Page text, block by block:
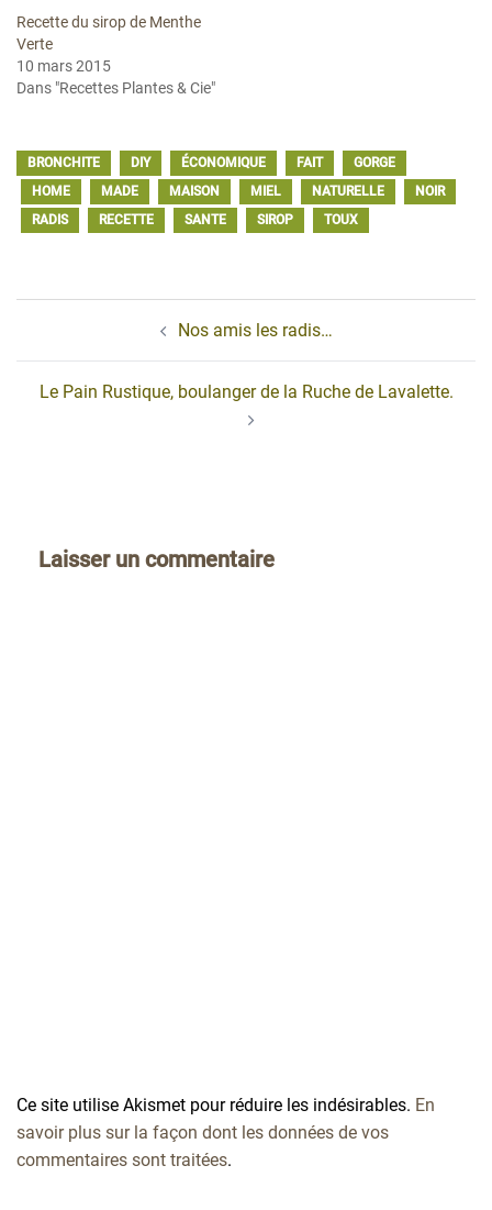
Recette du sirop de Menthe
Verte
10 mars 2015
Dans "Recettes Plantes & Cie"
BRONCHITE DIY ÉCONOMIQUE FAIT
GORGE
HOME
MADE MAISON MIEL NATURELLE
NOIR
RADIS
RECETTE SANTE SIROP TOUX
Nos amis les radis…
Le Pain Rustique, boulanger de la Ruche de Lavalette.
Laisser un commentaire
Ce site utilise Akismet pour réduire les indésirables. En
savoir plus sur la façon dont les données de vos
commentaires sont traitées.